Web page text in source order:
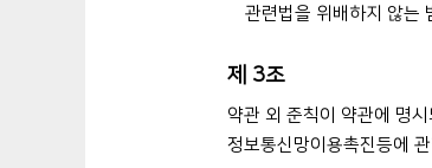
관련법을 위배하지 않는
제 3조
약관 외 준칙이 약관에 명
정보통신망이용촉진등에